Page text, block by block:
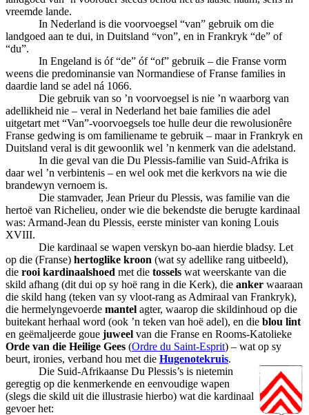
vreemde lande.
In Nederland is die voorvoegsel “van” gebruik om die
landgoed aan te dui, in Duitsland “von”, en in Frankryk “de” of
“du”.
In Engeland is óf “de” óf “of” gebruik – die Franse vorm
weens die predominansie van Normandiese of Franse families in
daardie land se adel ná 1066.
Die gebruik van so ’n voorvoegsel is nie ’n waarborg van
adellikheid nie – veral in Nederland het baie families die adel
uitgetart met “Van”-voorvoegsels toe hulle deur die rewolusionêre
Franse gedwing is om familiename te gebruik – maar in Frankryk en
Duitsland veral is dit gewoonlik wel ’n kenmerk van die adelstand.
In die geval van die Du Plessis-familie van Suid-Afrika is
daar wel ’n verbintenis – en wel ook met die kerkvors na wie die
brandewyn vernoem is.
Die stamvader, Jean Prieur du Plessis, was familie van die
hertoë van Richelieu, onder wie die bekendste die berugte kardinaal
was: Armand-Jean du Plessis, eerste minister van koning Louis
XVIII.
Die kardinaal se wapen verskyn bo-aan hierdie bladsy. Let
op die (Franse) hertoglike kroon (wat sy adellike rang uitbeeld),
die rooi kardinaalshoed met die tossels wat weerskante van die
skild afhang (dit dui op sy hoë rang in die Kerk), die anker waaraan
die skild hang (teken van sy vloot-rang as Admiraal van Frankryk),
die hermelyngevoerde mantel agter, waarop die skildinhoud op die
buitekant herhaal word (ook ’n teken van hoë adel), en die blou lint
en geëmaljeerde goue juweel van die Franse en Rooms-Katolieke
Orde van die Heilige Gees (Ordre du Saint-Esprit) – wat op sy
beurt, ironies, verband hou met die Hugenotekruis.
Die Suid-Afrikaanse Du Plessis’s is nietemin
geregtig op die kenmerkende en eenvoudige wapen
(slegs die skild uit die illustrasie hierbo) wat die kardinaal
gevoer het: